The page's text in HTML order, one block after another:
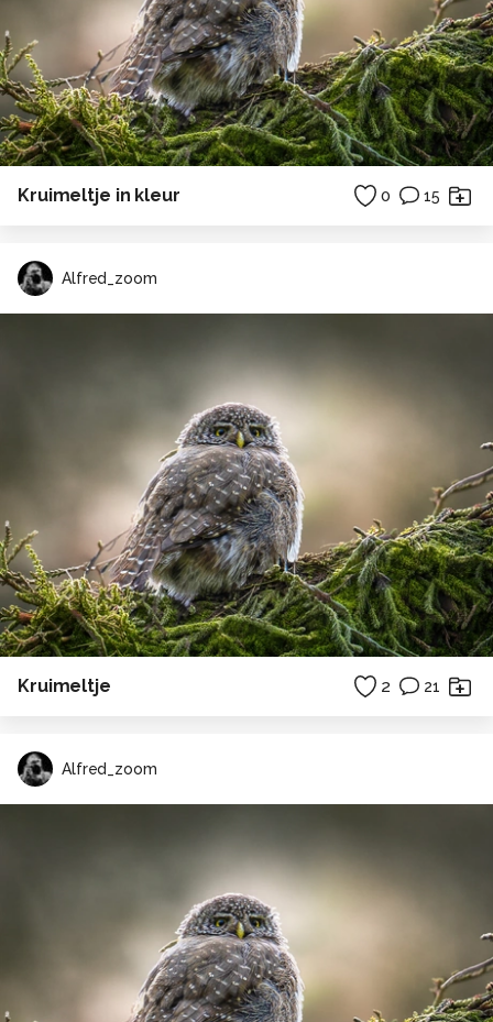
Kruimeltje in kleur 0 15
Alfred_zoom
Kruimeltje 2 21
Alfred_zoom